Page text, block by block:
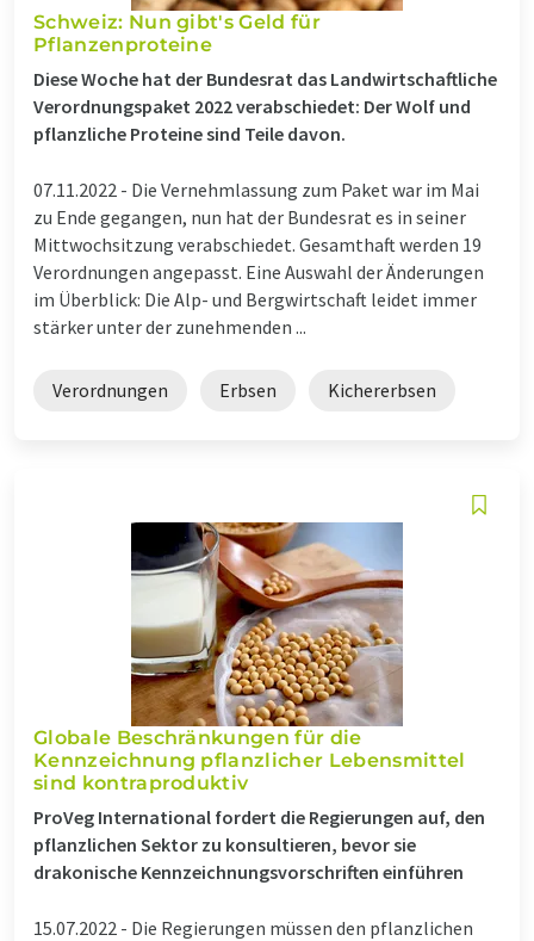
Schweiz: Nun gibt's Geld für
Pflanzenproteine
Diese Woche hat der Bundesrat das Landwirtschaftliche
Verordnungspaket 2022 verabschiedet: Der Wolf und
pflanzliche Proteine sind Teile davon.
07.11.2022 - Die Vernehmlassung zum Paket war im Mai
zu Ende gegangen, nun hat der Bundesrat es in seiner
Mittwochsitzung verabschiedet. Gesamthaft werden 19
Verordnungen angepasst. Eine Auswahl der Änderungen
im Überblick: Die Alp- und Bergwirtschaft leidet immer
stärker unter der zunehmenden ...
Verordnungen Erbsen Kichererbsen
Globale Beschränkungen für die
Kennzeichnung pflanzlicher Lebensmittel
sind kontraproduktiv
ProVeg International fordert die Regierungen auf, den
pflanzlichen Sektor zu konsultieren, bevor sie
drakonische Kennzeichnungsvorschriften einführen
15.07.2022 - Die Regierungen müssen den pflanzlichen